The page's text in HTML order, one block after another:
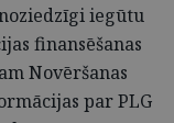
iegūtu
finansēšanas
Novēršanas
par PLG